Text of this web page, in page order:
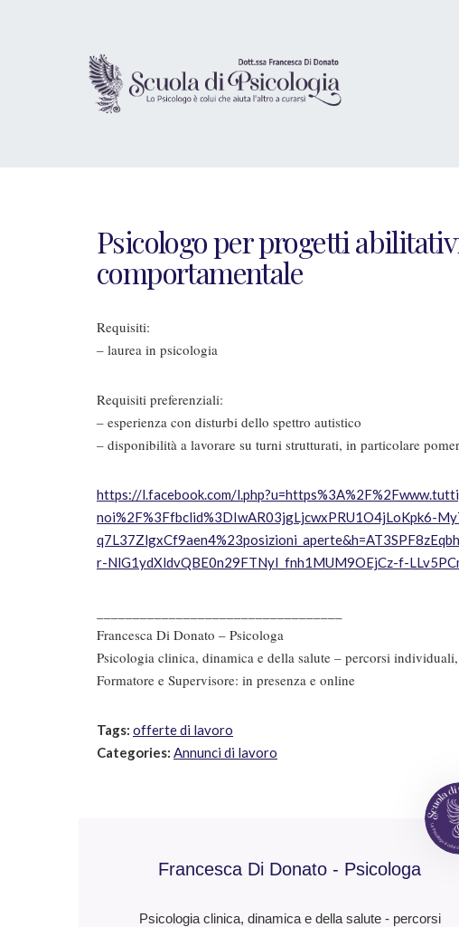
Psicologo per progetti
comportamentale
Requisiti:
– laurea in psicologia
Requisiti preferenziali:
– esperienza con disturbi dello spettro autistico
– disponibilità a lavorare su turni strutturati, in particolare
https://l.facebook.com/
noi%2F%3Ffbclid%3DIwAR03jgLjcwxPRU1O4jLoKpk6-
r-NlG1ydXldvQBE0n29FTNyI_fnh1MUM9OEjCz-f-
Francesca Di Donato – Psicologa
Psicologia clinica, dinamica e della salute – percorsi
Formatore e Supervisore: in presenza e online
Tags: offerte di lavoro
Categories: Annunci di lavoro
Francesca Di Donato - Psicologa
Psicologia clinica, dinamica e della salute - percorsi